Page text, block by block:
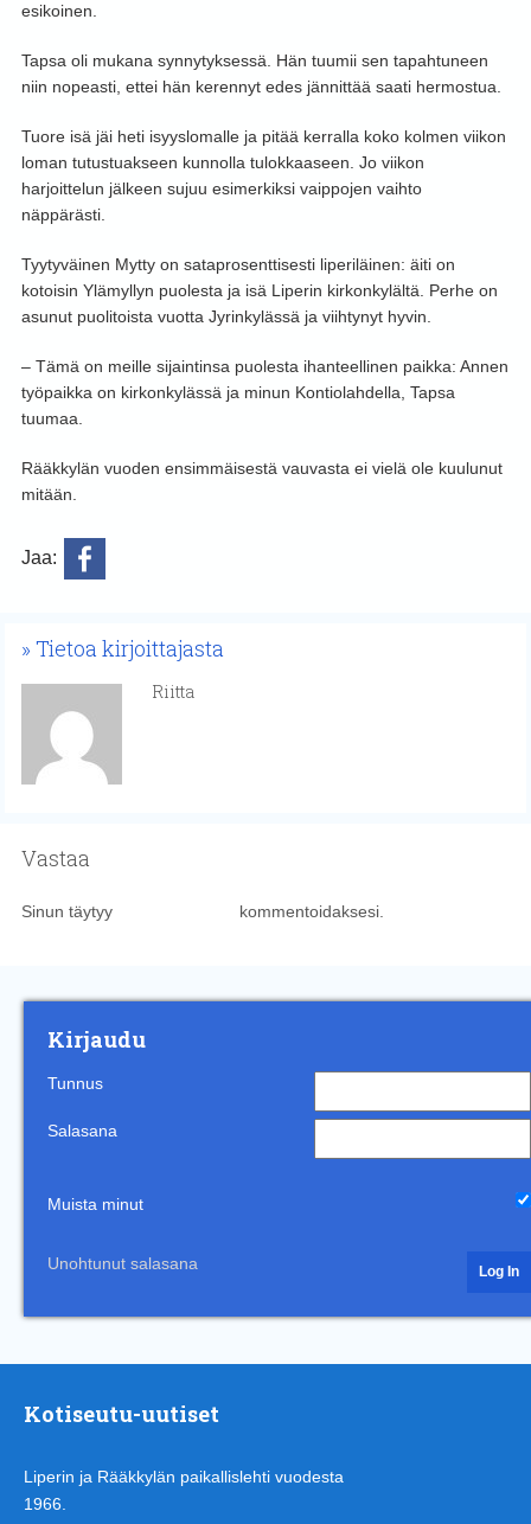
esikoinen.
Tapsa oli mukana synnytyksessä. Hän tuumii sen tapahtuneen
niin nopeasti, ettei hän kerennyt edes jännittää saati hermostua.
Tuore isä jäi heti isyyslomalle ja pitää kerralla koko kolmen viikon
loman tutustuakseen kunnolla tulokkaaseen. Jo viikon
harjoittelun jälkeen sujuu esimerkiksi vaippojen vaihto
näppärästi.
Tyytyväinen Mytty on sataprosenttisesti liperiläinen: äiti on
kotoisin Ylämyllyn puolesta ja isä Liperin kirkonkylältä. Perhe on
asunut puolitoista vuotta Jyrinkylässä ja viihtynyt hyvin.
– Tämä on meille sijaintinsa puolesta ihanteellinen paikka: Annen
työpaikka on kirkonkylässä ja minun Kontiolahdella, Tapsa
tuumaa.
Rääkkylän vuoden ensimmäisestä vauvasta ei vielä ole kuulunut
mitään.
Jaa:
Tietoa kirjoittajasta
Riitta
Vastaa
Sinun täytyy kommentoidaksesi.
Kirjaudu
Tunnus
Salasana
Muista minut
Unohtunut salasana
Kotiseutu-uutiset
Liperin ja Rääkkylän paikallislehti vuodesta
1966.